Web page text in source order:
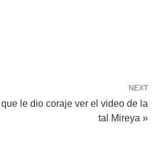
NEXT
le dio coraje ver el video de la
tal Mireya »